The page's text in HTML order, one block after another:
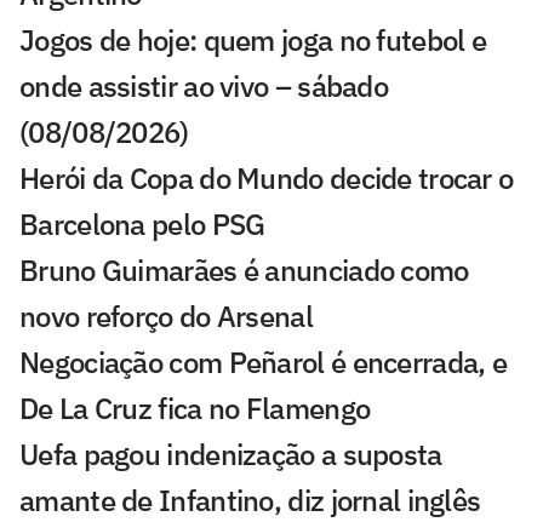
Jogos de hoje: quem joga no futebol e
onde assistir ao vivo – sábado
(08/08/2026)
Herói da Copa do Mundo decide trocar o
Barcelona pelo PSG
Bruno Guimarães é anunciado como
novo reforço do Arsenal
Negociação com Peñarol é encerrada, e
De La Cruz fica no Flamengo
Uefa pagou indenização a suposta
amante de Infantino, diz jornal inglês